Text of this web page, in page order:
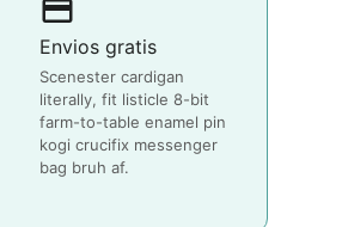
payment
Envios gratis
Scenester cardigan
literally, fit listicle 8-bit
farm-to-table enamel pin
kogi crucifix messenger
bag bruh af.